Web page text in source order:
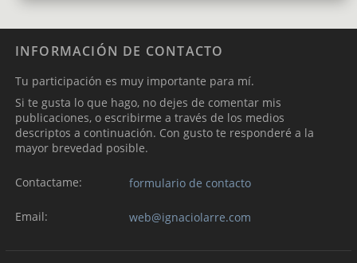
INFORMACIÓN DE CONTACTO
Tu participación es muy importante para mí.
Si te gusta lo que hago, no dejes de comentar mis
publicaciones, o escribirme a través de los medios
descriptos a continuación. Con gusto te responderé a la
mayor brevedad posible.
Contactame: formulario de contacto
Email: web@ignaciolarre.com